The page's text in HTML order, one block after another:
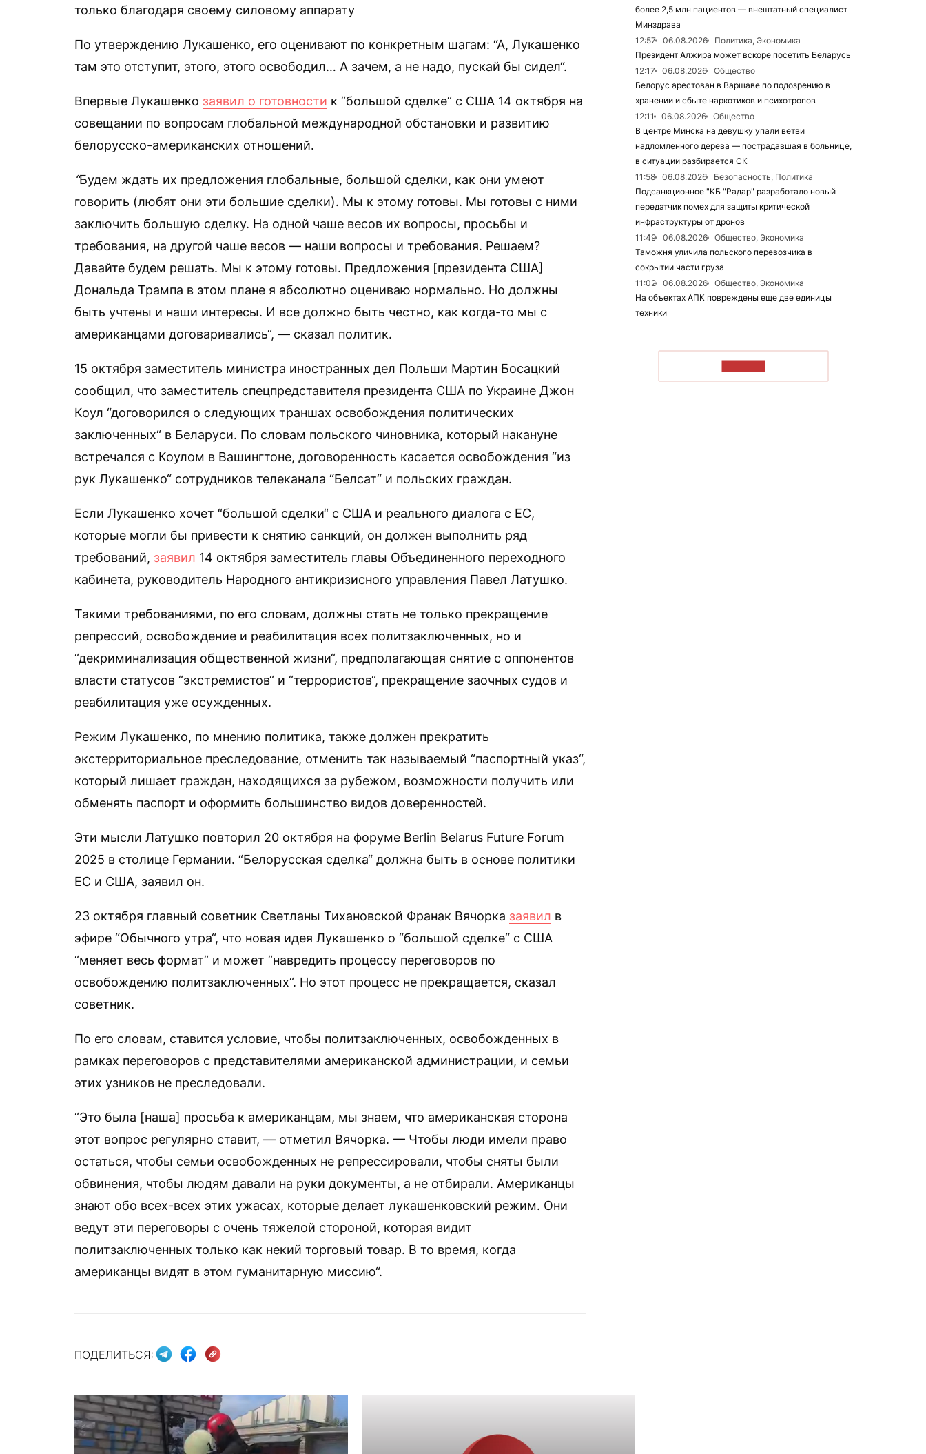
только благодаря своему силовому аппарату
По утверждению Лукашенко, его оценивают по конкретным шагам: “А, Лукашенко
там это отступит, этого, этого освободил… А зачем, а не надо, пускай бы сидел“.
Впервые Лукашенко заявил о готовности к “большой сделке“ с США 14 октября на
совещании по вопросам глобальной международной обстановки и развитию
белорусско-американских отношений.
“Будем ждать их предложения глобальные, большой сделки, как они умеют
говорить (любят они эти большие сделки). Мы к этому готовы. Мы готовы с ними
заключить большую сделку. На одной чаше весов их вопросы, просьбы и
требования, на другой чаше весов — наши вопросы и требования. Решаем?
Давайте будем решать. Мы к этому готовы. Предложения [президента США]
Дональда Трампа в этом плане я абсолютно оцениваю нормально. Но должны
быть учтены и наши интересы. И все должно быть честно, как когда-то мы с
американцами договаривались“, — сказал политик.
15 октября заместитель министра иностранных дел Польши Мартин Босацкий
сообщил, что заместитель спецпредставителя президента США по Украине Джон
Коул “договорился о следующих траншах освобождения политических
заключенных“ в Беларуси. По словам польского чиновника, который накануне
встречался с Коулом в Вашингтоне, договоренность касается освобождения “из
рук Лукашенко“ сотрудников телеканала “Белсат“ и польских граждан.
Если Лукашенко хочет “большой сделки“ с США и реального диалога с ЕС,
которые могли бы привести к снятию санкций, он должен выполнить ряд
требований, заявил 14 октября заместитель главы Объединенного переходного
кабинета, руководитель Народного антикризисного управления Павел Латушко.
Такими требованиями, по его словам, должны стать не только прекращение
репрессий, освобождение и реабилитация всех политзаключенных, но и
“декриминализация общественной жизни“, предполагающая снятие с оппонентов
власти статусов “экстремистов“ и “террористов“, прекращение заочных судов и
реабилитация уже осужденных.
Режим Лукашенко, по мнению политика, также должен прекратить
экстерриториальное преследование, отменить так называемый “паспортный указ“,
который лишает граждан, находящихся за рубежом, возможности получить или
обменять паспорт и оформить большинство видов доверенностей.
Эти мысли Латушко повторил 20 октября на форуме Berlin Belarus Future Forum
2025 в столице Германии. “Белорусская сделка“ должна быть в основе политики
ЕС и США, заявил он.
23 октября главный советник Светланы Тихановской Франак Вячорка заявил в
эфире “Обычного утра“, что новая идея Лукашенко о “большой сделке“ с США
“меняет весь формат“ и может “навредить процессу переговоров по
освобождению политзаключенных“. Но этот процесс не прекращается, сказал
советник.
По его словам, ставится условие, чтобы политзаключенных, освобожденных в
рамках переговоров с представителями американской администрации, и семьи
этих узников не преследовали.
“Это была [наша] просьба к американцам, мы знаем, что американская сторона
этот вопрос регулярно ставит, — отметил Вячорка. — Чтобы люди имели право
остаться, чтобы семьи освобожденных не репрессировали, чтобы сняты были
обвинения, чтобы людям давали на руки документы, а не отбирали. Американцы
знают обо всех-всех этих ужасах, которые делает лукашенковский режим. Они
ведут эти переговоры с очень тяжелой стороной, которая видит
политзаключенных только как некий торговый товар. В то время, когда
американцы видят в этом гуманитарную миссию“.
ПОДЕЛИТЬСЯ:
более 2,5 млн пациентов — внештатный специалист
Минздрава
12:57
06.08.2026
Политика, Экономика
Президент Алжира может вскоре посетить Беларусь
12:17
06.08.2026
Общество
Белорус арестован в Варшаве по подозрению в
хранении и сбыте наркотиков и психотропов
12:11
06.08.2026
Общество
В центре Минска на девушку упали ветви
надломленного дерева — пострадавшая в больнице,
в ситуации разбирается СК
11:58
06.08.2026
Безопасность, Политика
Подсанкционное "КБ "Радар" разработало новый
передатчик помех для защиты критической
инфраструктуры от дронов
11:49
06.08.2026
Общество, Экономика
Таможня уличила польского перевозчика в
сокрытии части груза
11:02
06.08.2026
Общество, Экономика
На объектах АПК повреждены еще две единицы
техники